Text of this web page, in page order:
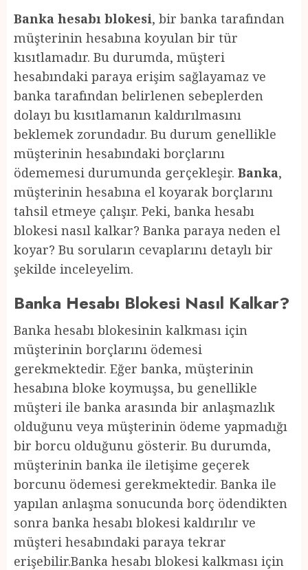
Banka hesabı blokesi, bir banka tarafından
müşterinin hesabına koyulan bir tür
kısıtlamadır. Bu durumda, müşteri
hesabındaki paraya erişim sağlayamaz ve
banka tarafından belirlenen sebeplerden
dolayı bu kısıtlamanın kaldırılmasını
beklemek zorundadır. Bu durum genellikle
müşterinin hesabındaki borçlarını
ödememesi durumunda gerçekleşir. Banka,
müşterinin hesabına el koyarak borçlarını
tahsil etmeye çalışır. Peki, banka hesabı
blokesi nasıl kalkar? Banka paraya neden el
koyar? Bu soruların cevaplarını detaylı bir
şekilde inceleyelim.
Banka Hesabı Blokesi Nasıl Kalkar?
Banka hesabı blokesinin kalkması için
müşterinin borçlarını ödemesi
gerekmektedir. Eğer banka, müşterinin
hesabına bloke koymuşsa, bu genellikle
müşteri ile banka arasında bir anlaşmazlık
olduğunu veya müşterinin ödeme yapmadığı
bir borcu olduğunu gösterir. Bu durumda,
müşterinin banka ile iletişime geçerek
borcunu ödemesi gerekmektedir. Banka ile
yapılan anlaşma sonucunda borç ödendikten
sonra banka hesabı blokesi kaldırılır ve
müşteri hesabındaki paraya tekrar
erişebilir.Banka hesabı blokesi kalkması için